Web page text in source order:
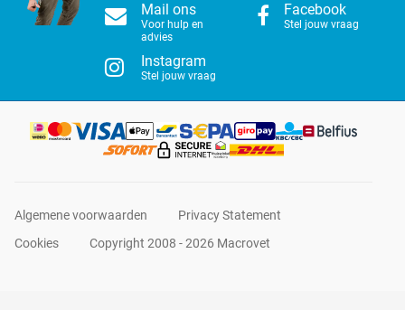
Mail ons
Voor hulp en
advies
Facebook
Stel jouw vraag
Instagram
Stel jouw vraag
Algemene voorwaarden
Privacy Statement
Cookies
Copyright 2008 - 2026 Macrovet